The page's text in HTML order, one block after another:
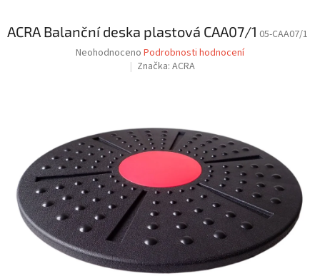
ACRA Balanční deska plastová CAA07/1 05-CAA07/1
Průměrné
hvězdiček.
Neohodnoceno Podrobnosti hodnocení
Značka: ACRA